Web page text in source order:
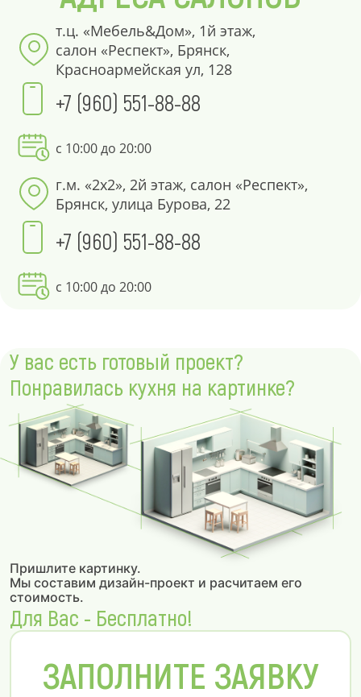
т.ц. «Мебель&Дом», 1й этаж,
салон «Респект», Брянск,
Красноармейская ул, 128
+7 (960) 551-88-88
с 10:00 до 20:00
г.м. «2х2», 2й этаж, салон «Респект»,
Брянск, улица Бурова, 22
+7 (960) 551-88-88
с 10:00 до 20:00
У вас есть готовый проект?
Понравилась кухня на картинке?
Пришлите картинку.
Мы составим дизайн-проект и расчитаем его
стоимость.
Для Вас - Бесплатно!
ЗАПОЛНИТЕ ЗАЯВКУ